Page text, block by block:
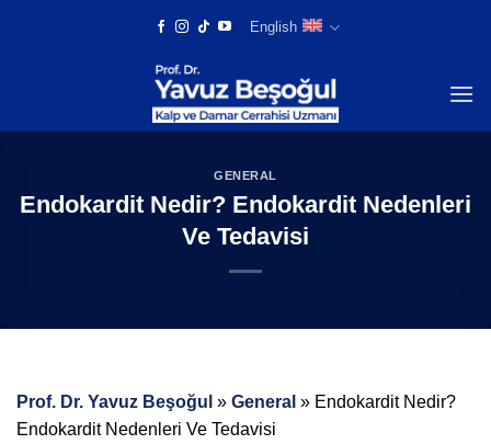
English
GENERAL
Endokardit Nedir? Endokardit Nedenleri
Ve Tedavisi
Prof. Dr. Yavuz Beşoğul » General » Endokardit Nedir?
Endokardit Nedenleri Ve Tedavisi